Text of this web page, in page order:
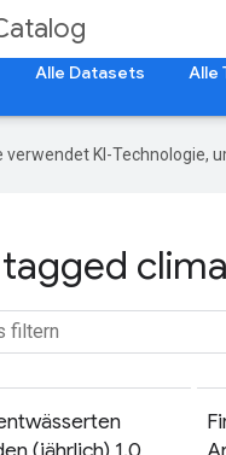
Alle Datasets Alle
verwendet KI-Technologie,